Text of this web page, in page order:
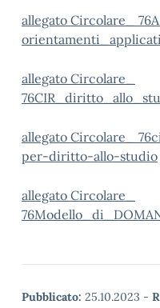
allegato Circolare_
allegato Circolare_
allegato Circolare_
per-diritto-allo-studio
allegato Circolare_
Pubblicato: 25.10.2023 -